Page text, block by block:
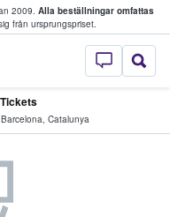
2009. Alla beställningar omfattas
från ursprungspriset.
StubHub – där
Barcelona, Catalunya